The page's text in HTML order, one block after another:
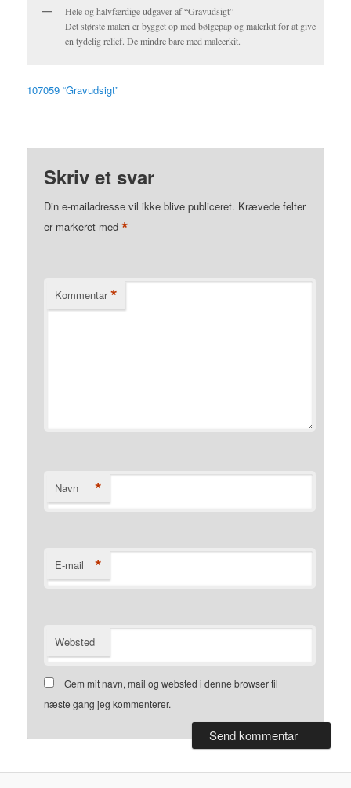
Hele og halvfærdige udgaver af “Gravudsigt”
Det største maleri er bygget op med bølgepap og malerkit for at give
en tydelig relief. De mindre bare med maleerkit.
107059 “Gravudsigt”
Skriv et svar
Din e-mailadresse vil ikke blive publiceret. Krævede felter
er markeret med*
Kommentar *
Navn *
E-mail *
Websted
Gem mit navn, mail og websted i denne browser til
næste gang jeg kommenterer.